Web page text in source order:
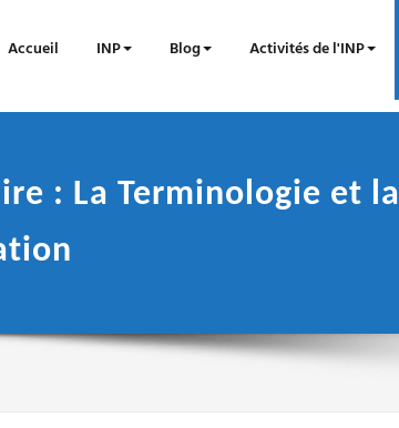
Accueil INP Blog Activités de l'INP
: La Terminologie et la